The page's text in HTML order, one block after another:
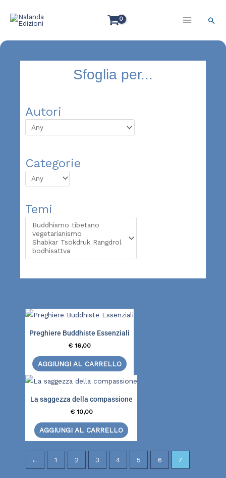
Sfoglia per...
Autori
Categorie
Temi
Preghiere Buddhiste Essenziali
€ 16,00
AGGIUNGI AL CARRELLO
La saggezza della compassione
€10,00
AGGIUNGI AL CARRELLO
← 1 2 3 4 5 6 7